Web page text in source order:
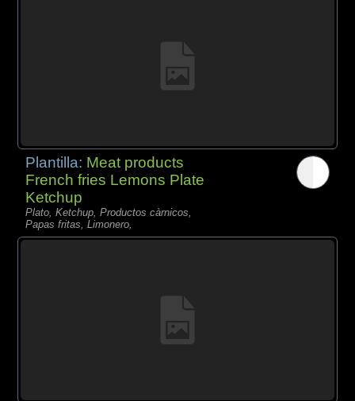
Plantilla: Meat products
French fries Lemons Plate
Ketchup
Plato, Ketchup, Productos càrnicos,
Papas fritas, Limonero,